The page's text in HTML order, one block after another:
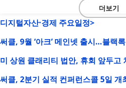
더보기
디지털자산·경제 주요일정>
써클, 9월 ‘아크’ 메인넷 출시…블랙
미 상원 클래리티 법안, 휴회 앞두고
써클, 2분기 실적 컨퍼런스콜 5일 개